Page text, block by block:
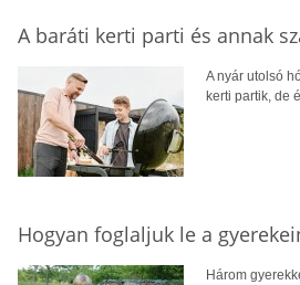
A baráti kerti parti és annak
A nyár utolsó
kerti partik, de
Hogyan foglaljuk le a
Három